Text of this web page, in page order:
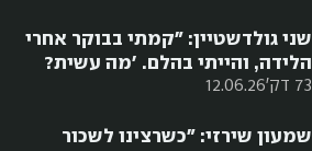
73 דק' 12.06.26
שני גולדשטיין: "קמתי בבוקר אחרי
הלידה, והייתי בהלם. 'מה עשית?
מטומטמת. אי אפשר להתחרט'.
שמעון שירזי: "כשרצינו לשכור